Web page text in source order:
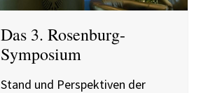
Das 3. Rosenburg-
Symposium
Stand und Perspektiven der